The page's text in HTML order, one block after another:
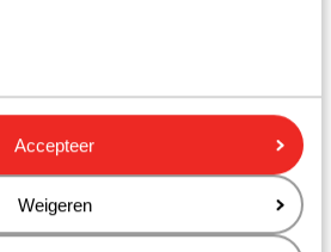
Accepteer
Weigeren
in Les Deux